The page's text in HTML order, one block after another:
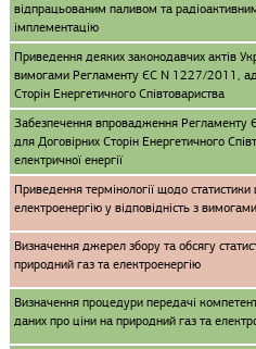
відпрацьованим паливом та
імплементацію
Приведення деяких законодавчих актів
вимогами Регламенту ЄС N 1227/2011,
Сторін Енергетичного Співтовариства
Забезпечення впровадження
для Договірних Сторін Енергетичного
електричної енергії
Приведення термінології щодо
електроенергію у відповідність з
Визначення джерел збору та обсягу
природний газ та електроенергію
Визначення процедури передачі
даних про ціни на природний газ та